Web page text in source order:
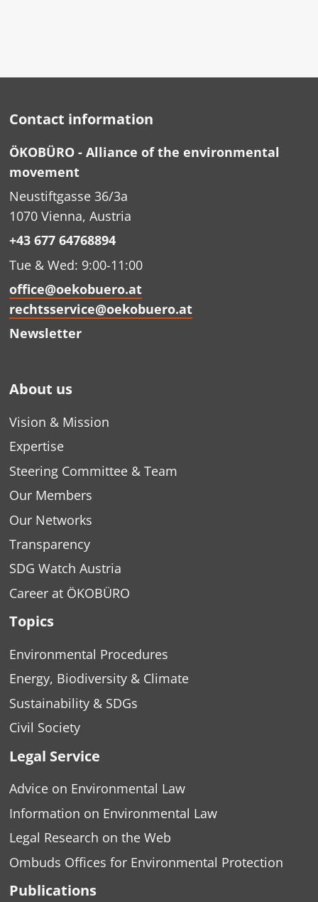
Contact information
ÖKOBÜRO - Alliance of the environmental
movement
Neustiftgasse 36/3a
1070 Vienna, Austria
+43 677 64768894
Tue & Wed: 9:00-11:00
office@oekobuero.at
rechtsservice@oekobuero.at
Newsletter
About us
Vision & Mission
Expertise
Steering Committee & Team
Our Members
Our Networks
Transparency
SDG Watch Austria
Career at ÖKOBÜRO
Topics
Environmental Procedures
Energy, Biodiversity & Climate
Sustainability & SDGs
Civil Society
Legal Service
Advice on Environmental Law
Information on Environmental Law
Legal Research on the Web
Ombuds Offices for Environmental Protection
Publications